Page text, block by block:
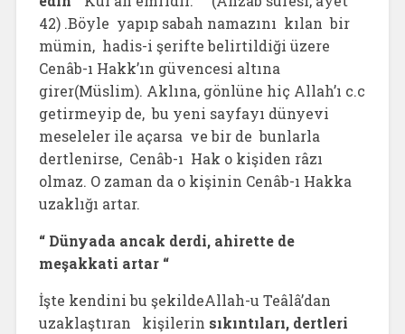
42) .Böyle yapıp sabah namazını kılan bir
mümin, hadis-i şerifte belirtildiği üzere
Cenâb-ı Hakk’ın güvencesi altına
girer(Müslim). Aklına, gönlüne hiç Allah’ı c.c
getirmeyip de, bu yeni sayfayı dünyevi
meseleler ile açarsa ve bir de bunlarla
dertlenirse, Cenâb-ı Hak o kişiden râzı
olmaz. O zaman da o kişinin Cenâb-ı Hakka
uzaklığı artar.
“ Dünyada ancak derdi, ahirette de
meşakkati artar “
İşte kendini bu şekildeAllah-u Teâlâ’dan
uzaklaştıran kişilerin sıkıntıları, dertleri